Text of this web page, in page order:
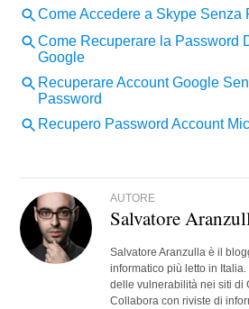
AUTORE
Salvatore
Salvatore Aranzulla è il
informatico più letto in
delle vulnerabilità nei siti di
Collabora con riviste di